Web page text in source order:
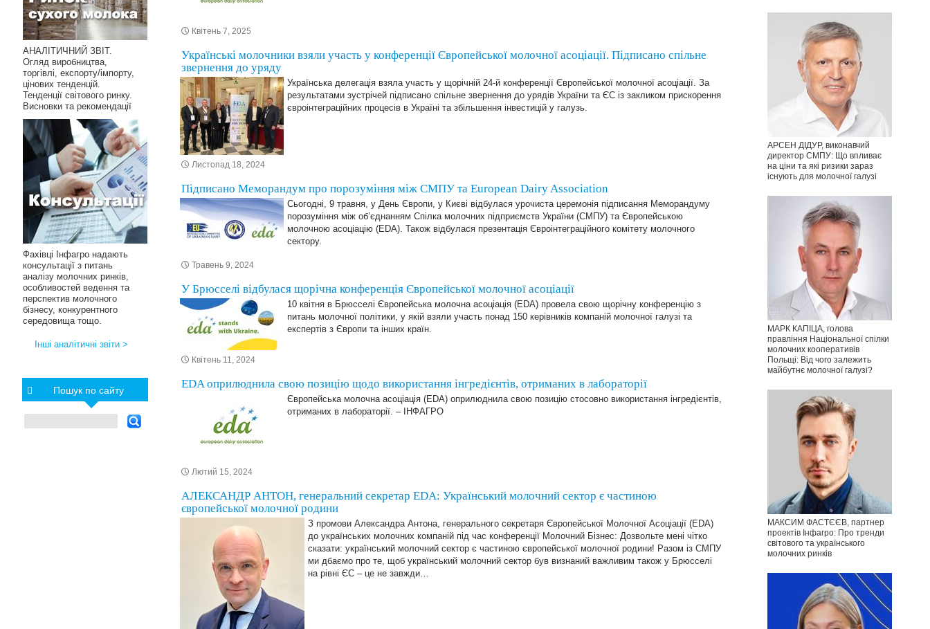
Квітень 7, 2025
Українські молочники взяли участь у конференції Європейської молочної асоціації. Підписано спільне
звернення до уряду
Українська делегація взяла участь у щорічній 24-й конференції Європейської молочної асоціації. За
результатами зустрічей підписано спільне звернення до урядів України та ЄС із закликом прискорення
євроінтеграційних процесів в Україні та збільшення інвестицій у галузь.
Листопад 18, 2024
Підписано Меморандум про порозуміння між СМПУ та European Dairy Association
Сьогодні, 9 травня, у День Європи, у Києві відбулася урочиста церемонія підписання Меморандуму
порозуміння між об’єднанням Спілка молочних підприємств України (СМПУ) та Європейською
молочною асоціацію (EDA). Також відбулася презентація Євроінтеграційного комітету молочного
сектору.
Травень 9, 2024
У Брюсселі відбулася щорічна конференція Європейської молочної асоціації
10 квітня в Брюсселі Європейська молочна асоціація (EDA) провела свою щорічну конференцію з
питань молочної політики, у якій взяли участь понад 150 керівників компаній молочної галузі та
експертів з Європи та інших країн.
Квітень 11, 2024
EDA оприлюднила свою позицію щодо використання інгредієнтів, отриманих в лабораторії
Європейська молочна асоціація (EDA) оприлюднила свою позицію стосовно використання інгредієнтів,
отриманих в лабораторії. – ІНФАГРО
Лютий 15, 2024
АЛЕКСАНДР АНТОН, генеральний секретар EDA: Український молочний сектор є частиною
європейської молочної родини
З промови Александра Антона, генерального секретаря Європейської Молочної Асоціації (EDA)
до українських молочних компаній під час конференції Молочний Бізнес: Дозвольте мені чітко
сказати: український молочний сектор є частиною європейської молочної родини! Разом із СМПУ
ми дбаємо про те, щоб український молочний сектор був визнаний важливим також у Брюсселі
на рівні ЄС – це не завжди…
АРСЕН ДІДУР, виконавчий
директор СМПУ: Що впливає
на ціни та які ризики зараз
існують для молочної галузі
МАРК КАПІЦА, голова
правління Національної спілки
молочних кооперативів
Польщі: Від чого залежить
майбутнє молочної галузі?
МАКСИМ ФАСТЄЄВ, партнер
проектів Інфагро: Про тренди
світового та українського
молочних ринків
АНАЛІТИЧНИЙ ЗВІТ.
Огляд виробництва,
торгівлі, експорту/імпорту,
цінових тенденцій.
Тенденції світового ринку.
Висновки та рекомендації
Фахівці Інфагро надають
консультації з питань
аналізу молочних ринків,
особливостей ведення та
перспектив молочного
бізнесу, конкурентного
середовища тощо.
Інші аналітичні звіти >
Пошук по сайту